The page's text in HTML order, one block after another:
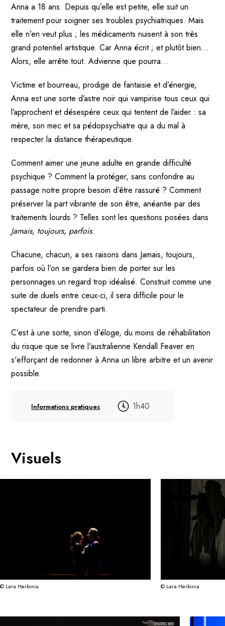
Anna a 18 ans. Depuis qu’elle est petite, elle suit un
traitement pour soigner ses troubles psychiatriques. Mais
elle n’en veut plus ; les médicaments nuisent à son très
grand potentiel artistique. Car Anna écrit ; et plutôt bien…
Alors, elle arrête tout. Advienne que pourra…
Victime et bourreau, prodige de fantaisie et d’énergie,
Anna est une sorte d’astre noir qui vampirise tous ceux qui
l’approchent et désespère ceux qui tentent de l’aider : sa
mère, son mec et sa pédopsychiatre qui a du mal à
respecter la distance thérapeutique.
Comment aimer une jeune adulte en grande difficulté
psychique ? Comment la protéger, sans confondre au
passage notre propre besoin d’être rassuré ? Comment
préserver la part vibrante de son être, anéantie par des
traitements lourds ? Telles sont les questions posées dans
Jamais, toujours, parfois.
Chacune, chacun, a ses raisons dans Jamais, toujours,
parfois où l’on se gardera bien de porter sur les
personnages un regard trop idéalisé. Construit comme une
suite de duels entre ceux-ci, il sera difficile pour le
spectateur de prendre parti.
C’est à une sorte, sinon d’éloge, du moins de réhabilitation
du risque que se livre l'australienne Kendall Feaver en
s'efforçant de redonner à Anna un libre arbitre et un avenir
possible.
Informations pratiques 1h40
Visuels
© Lara Herbinia © Lara Herbinia